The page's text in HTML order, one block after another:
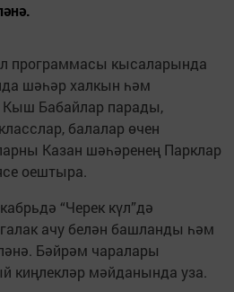
программасы кысаларында
шәһәр халкын һәм
Кыш Бабайлар парады,
балалар өчен
Казан шәһәренең Парклар
оештыра.
“Черек күл”дә
ачу белән башланды һәм
Бәйрәм чаралары
киңлекләр мәйданында уза.